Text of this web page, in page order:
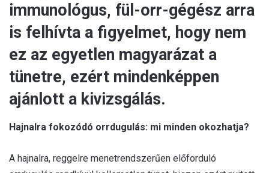
immunológus, fül-orr-gégész arra
is felhívta a figyelmet, hogy nem
ez az egyetlen magyarázat a
tünetre, ezért mindenképpen
ajánlott a kivizsgálás.
Hajnalra fokozódó orrdugulás: mi minden okozhatja?
A hajnalra, reggelre menetrendszerűen előforduló